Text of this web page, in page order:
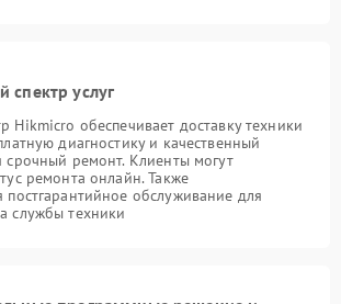
спектр услуг
Hikmicro обеспечивает доставку техники
диагностику и качественный
срочный ремонт. Клиенты могут
ремонта онлайн. Также
постгарантийное обслуживание для
службы техники